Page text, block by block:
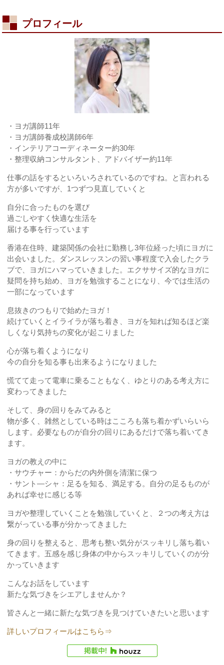
プロフィール
・ヨガ講師11年
・ヨガ講師養成校講師6年
・インテリアコーディネーター約30年
・整理収納コンサルタント、アドバイザー約11年
仕事の話をするといろいろされているのですね。と言われる
方が多いですが、1つずつ見直していくと
自分に合ったものを選び
過ごしやすく快適な生活を
届ける事を行っています
香港在住時、建築関係の会社に勤務し3年位経った頃にヨガに
出会いました。ダンスレッスンの習い事程度で入会したクラ
ブで、ヨガにハマっていきました。エクササイズ的なヨガに
疑問を持ち始め、ヨガを勉強することになり、今では生活の
一部になっています
息抜きのつもりで始めたヨガ！
続けていくとイライラが落ち着き、ヨガを知れば知るほど楽
しくなり気持ちの変化が起こりました
心が落ち着くようになり
今の自分を知る事も出来るようになりました
慌てて走って電車に乗ることもなく、ゆとりのある考え方に
変わってきました
そして、身の回りをみてみると
物が多く、雑然としている時はこころも落ち着かずいらいら
します。必要なものが自分の回りにあるだけで落ち着いてき
ます。
ヨガの教えの中に
・サウチャー：からだの内外側を清潔に保つ
・サント―シャ：足るを知る、満足する。自分の足るものが
あれば幸せに感じる等
ヨガや整理していくことを勉強していくと、２つの考え方は
繋がっている事が分かってきました
身の回りを整えると、思考も整い気分がスッキリし落ち着い
てきます。五感を感じ身体の中からスッキリしていくのが分
かっていきます
こんなお話をしています
新たな気づきをシエアしませんか？
皆さんと一緒に新たな気づきを見つけていきたいと思います
詳しいプロフィールはこちら⇒